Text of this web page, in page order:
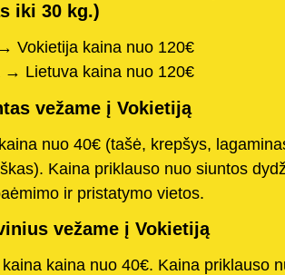
iki 30 kg.)
Vokietija kaina nuo 120€
→ Lietuva kaina nuo 120€
vežame į Vokietiją
nuo 40€ (tašė, krepšys,
Kaina priklauso nuo siuntos
ir pristatymo vietos.
vežame į Vokietiją
kaina nuo 40€. Kaina priklauso